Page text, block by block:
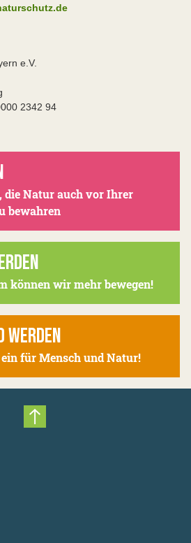
e.V.
2342 94
die Natur auch vor Ihrer
bewahren
können wir mehr bewegen!
WERDEN
ein für Mensch und Natur!
Nach oben scrollen